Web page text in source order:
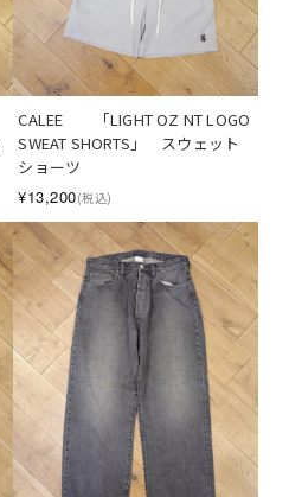
CALEE　　「LIGHT OZ NT LOGO
SWEAT SHORTS」　スウェット
ショーツ
¥13,200(税込)